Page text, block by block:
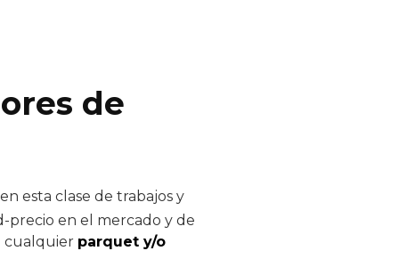
de
esta clase de trabajos y
precio en el mercado y de
cualquier parquet y/o